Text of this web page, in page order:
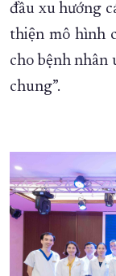
đầu xu hướng
thiện mô hình
cho bệnh nhân
chung”.